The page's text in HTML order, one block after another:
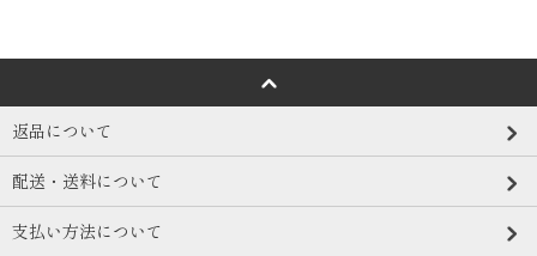
返品について
配送・送料について
支払い方法について